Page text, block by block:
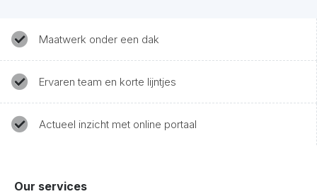
Maatwerk onder een dak
Ervaren team en korte lijntjes
Actueel inzicht met online portaal
Our services